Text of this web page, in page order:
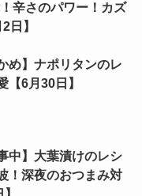
辛さのパワー！カズ
日】
め】ナポリタンのレ
【6月30日】
中】大葉漬けのレシ
！深夜のおつまみ対